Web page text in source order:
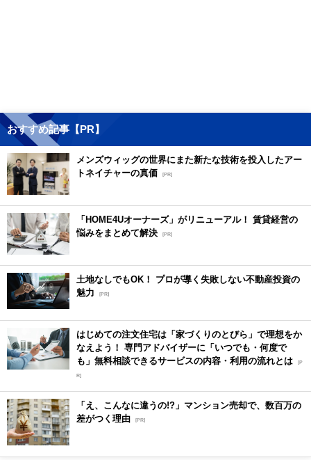
おすすめ記事【PR】
メンズウィッグの世界にまた新たな技術を投入したアー
トネイチャーの真価 [PR]
「HOME4Uオーナーズ」がリニューアル！ 賃貸経営の
悩みをまとめて解決 [PR]
土地なしでもOK！ プロが導く失敗しない不動産投資の
魅力
[PR]
はじめての注文住宅は「家づくりのとびら」で理想をか
なえよう！ 専門アドバイザーに「いつでも・何度で
も」無料相談できるサービスの内容・利用の流れとは [P
R]
「え、こんなに違うの!?」マンション売却で、数百万の
差がつく理由 [PR]